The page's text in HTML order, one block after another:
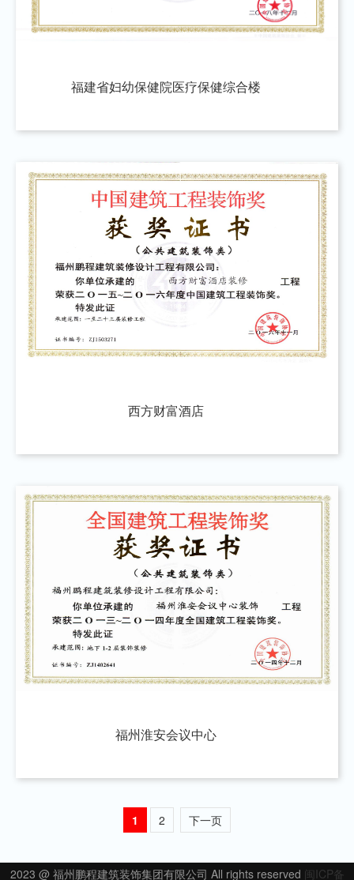
福建省妇幼保健院医疗保健综合楼
西方财富酒店
福州淮安会议中心
1 2 下一页
2023 @ 福州鹏程建筑装饰集团有限公司 All rights reserved 闽ICP备